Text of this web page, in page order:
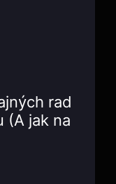
rad
(A jak na